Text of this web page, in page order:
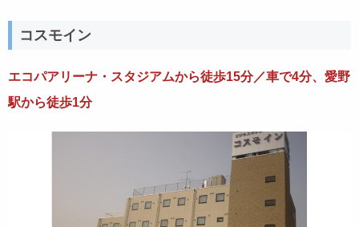
コスモイン
エコパアリーナ・スタジアムから徒歩15分／車で4分、愛野
駅から徒歩1分